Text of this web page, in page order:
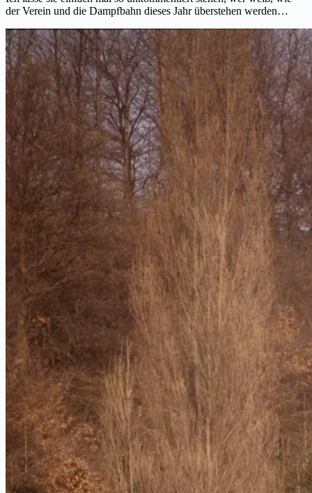
der Verein und die Dampfbahn dieses Jahr überstehen werden…